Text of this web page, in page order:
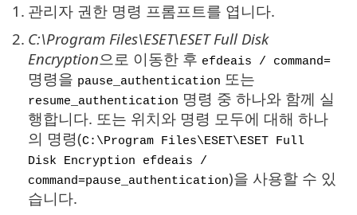
1. 관리자 권한 명령 프롬프트를 엽니다.
2. C:\Program Files\ESET\ESET Full Disk
Encryption으로 이동한 후 efdeais / command=
명령을 pause_authentication 또는
resume_authentication 명령 중 하나와 함께 실
행합니다. 또는 위치와 명령 모두에 대해 하나
의 명령(C:\Program Files\ESET\ESET Full
Disk Encryption efdeais /
command=pause_authentication)을 사용할 수 있
습니다.